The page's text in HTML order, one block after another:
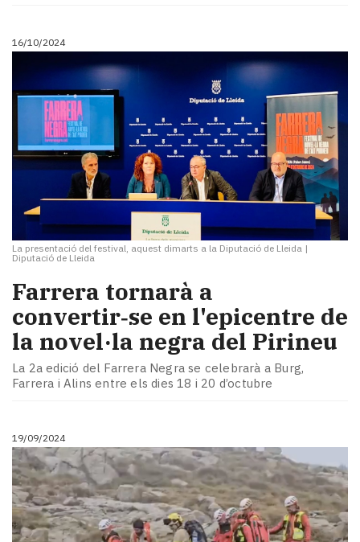
16/10/2024
La presentació del festival, aquest dimarts a la Diputació de Lleida |
Diputació de Lleida
Farrera tornarà a
convertir‑se en l'epicentre de
la novel·la negra del Pirineu
La 2a edició del Farrera Negra se celebrarà a Burg,
Farrera i Alins entre els dies 18 i 20 d’octubre
19/09/2024